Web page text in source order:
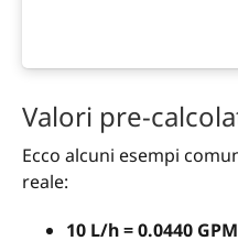
Valori pre-
Ecco alcuni esempi
reale:
10 L/h = 0.0440